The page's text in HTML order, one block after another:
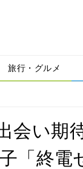
旅行・グルメ
会い
「終電